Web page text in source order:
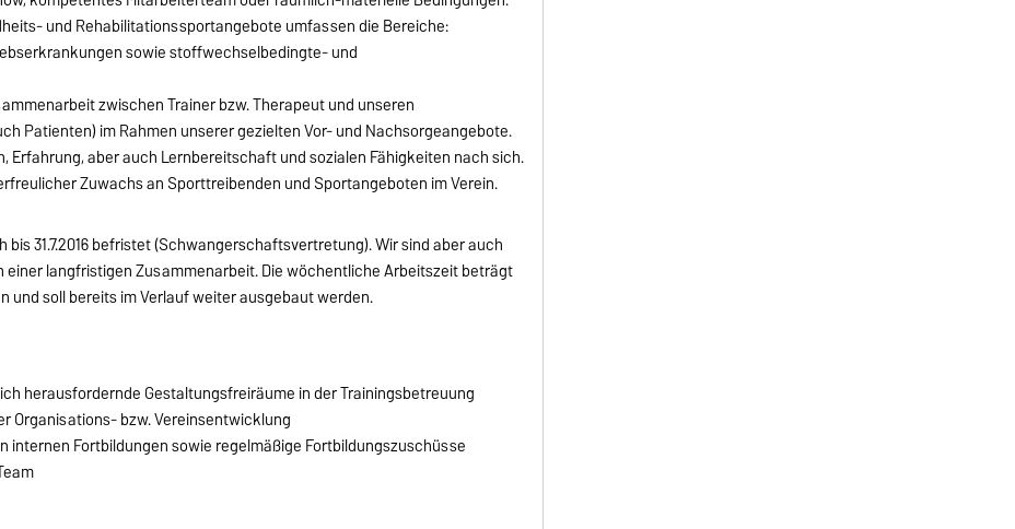
und Rehabilitationssportangebote umfassen die Bereiche:
sowie stoffwechselbedingte- und
zwischen Trainer bzw. Therapeut und unseren
Patienten) im Rahmen unserer gezielten Vor- und Nachsorgeangebote.
Erfahrung, aber auch Lernbereitschaft und sozialen Fähigkeiten nach sich.
Zuwachs an Sporttreibenden und Sportangeboten im Verein.
31.7.2016 befristet (Schwangerschaftsvertretung). Wir sind aber auch
einer langfristigen Zusammenarbeit. Die wöchentliche Arbeitszeit beträgt
und soll bereits im Verlauf weiter ausgebaut werden.
herausfordernde Gestaltungsfreiräume in der Trainingsbetreuung
Organisations- bzw. Vereinsentwicklung
internen Fortbildungen sowie regelmäßige Fortbildungszuschüsse